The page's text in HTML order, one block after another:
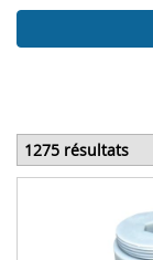
1275 résultats